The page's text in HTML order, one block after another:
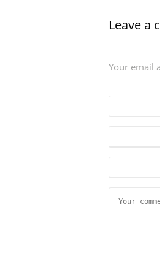
Leave a
Your email